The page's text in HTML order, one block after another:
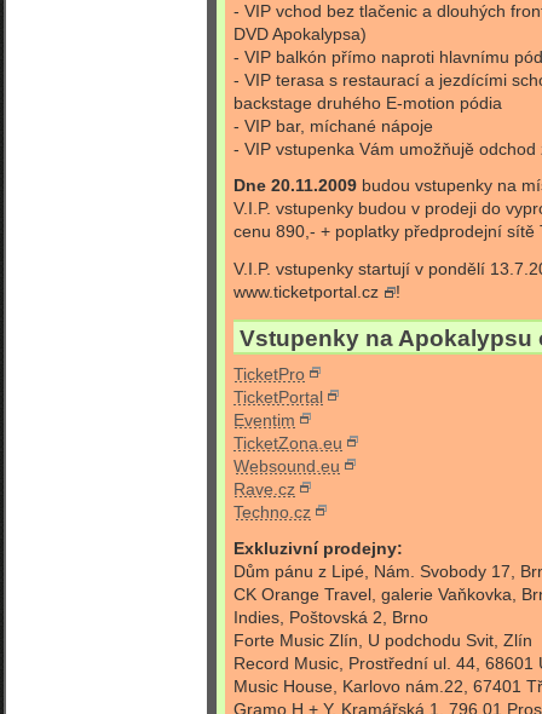
- VIP vchod bez tlačenic a dlouhých
DVD Apokalypsa)
- VIP balkón přímo naproti hlavnímu
- VIP terasa s restaurací a jezdícími
backstage druhého E-motion pódia
- VIP bar, míchané nápoje
- VIP vstupenka Vám umožňujě odchod
Dne 20.11.2009 budou vstupenky na
V.I.P. vstupenky budou v prodeji do
cenu 890,- + poplatky předprodejní sítě
V.I.P. vstupenky startují v pondělí
www.ticketportal.cz
!
Vstupenky na Apokalypsu
TicketPro
TicketPortal
Eventim
TicketZona.eu
Websound.eu
Rave.cz
Techno.cz
Exkluzivní prodejny:
Dům pánu z Lipé, Nám. Svobody 17,
CK Orange Travel, galerie Vaňkovka,
Indies, Poštovská 2, Brno
Forte Music Zlín, U podchodu Svit, Zlín
Record Music, Prostřední ul. 44, 68601
Music House, Karlovo nám.22, 67401
Gramo H + Y, Kramářská 1, 796 01